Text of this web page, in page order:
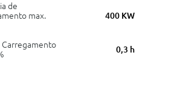
de
max.
400 KW
Carregamento
0,3 h